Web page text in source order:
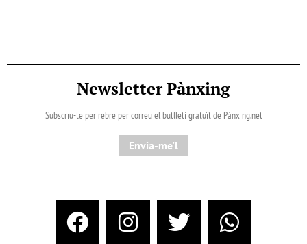
Newsletter Pànxing
Subscriu-te per rebre per correu el butlletí gratuït de Pànxing.net​
Envia-me'l